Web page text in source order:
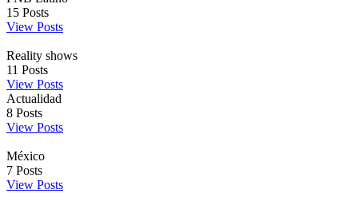
15 Posts
View Posts
Reality shows
11 Posts
View Posts
Actualidad
8 Posts
View Posts
México
7 Posts
View Posts